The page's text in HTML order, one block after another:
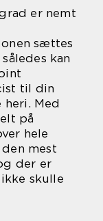
er nemt
sættes
kan
til din
Med
på
hele
mest
der er
skulle